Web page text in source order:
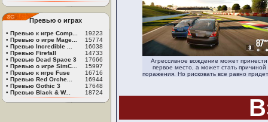
Превью о играх
• Превью к игре Comp...
19223
• Превью о игре Mage...
15774
• Превью Incredible ...
16038
• Превью Firefall
14733
• Превью Dead Space 3
17666
• Превью о игре SimC...
15997
• Превью к игре Fuse
16716
• Превью Red Orche...
16944
• Превью Gothic 3
17648
• Превью Black & W... 18724
Агрессивное вождение может принести
первое место, а может стать причиной
поражения. Но рисковать все равно